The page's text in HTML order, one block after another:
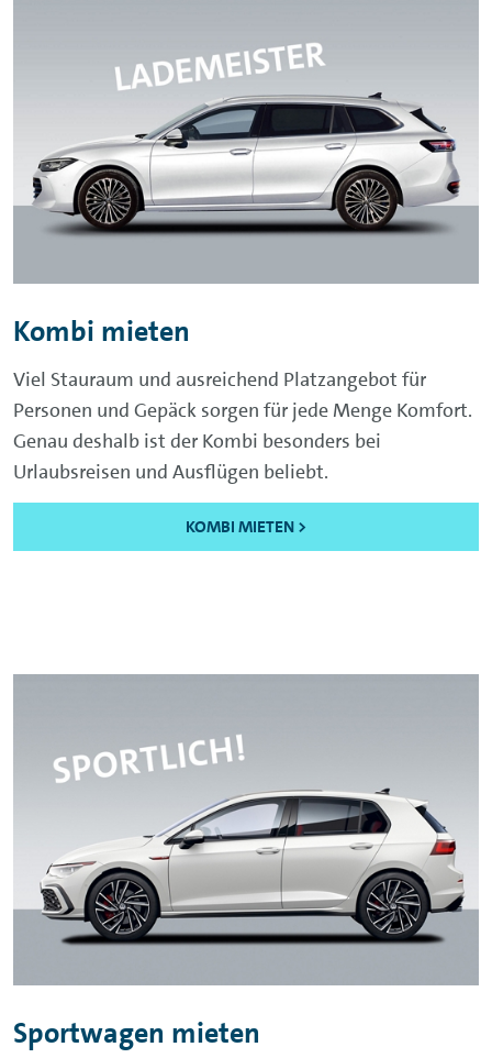
Kombi mieten
Viel Stauraum und ausreichend Platzangebot für
Personen und Gepäck sorgen für jede Menge Komfort.
Genau deshalb ist der Kombi besonders bei
Urlaubsreisen und Ausflügen beliebt.
KOMBI MIETEN >
Sportwagen mieten